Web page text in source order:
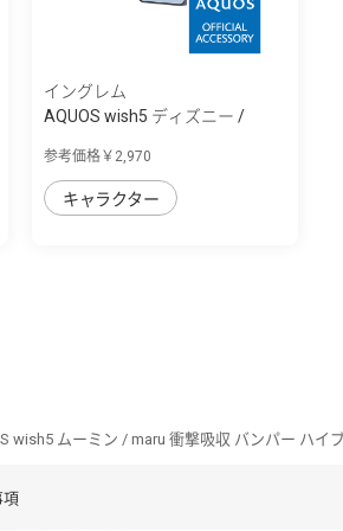
イングレム
AQUOS wish5 ディズニー /
参考価格￥2,970
キャラクター
wish5 ムーミン / maru 衝撃吸収 バンパー ハ
項